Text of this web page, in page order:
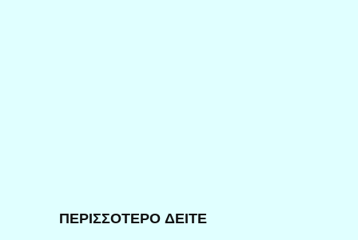
ΠΕΡΙΣΣΟΤΕΡΟ ΔΕΙΤΕ